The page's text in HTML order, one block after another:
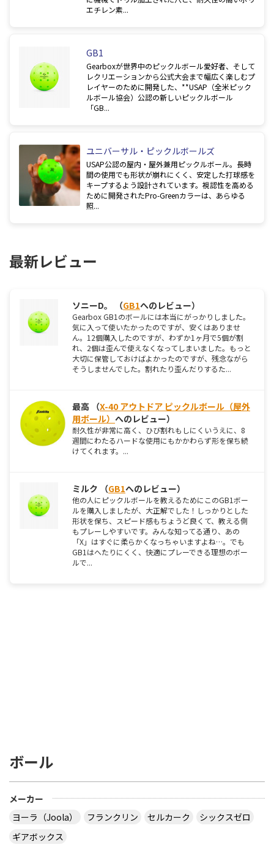
エチレン素...
GB1
Gearboxが世界中のピックルボール愛好者、そして
レクリエーションから公式大会まで幅広く楽しむプ
レイヤーのために開発した、**USAP（全米ピック
ルボール協会）公認の新しいピックルボール
「GB...
ユニバーサル・ピックルボールズ
USAP公認の屋内・屋外兼用ピックルボール。長時
間の使用でも形状が崩れにくく、安定した打球感を
キープするよう設計されています。視認性を高める
ために開発されたPro-Greenカラーは、あらゆる
照...
最新レビュー
ソニーD。 （GB1へのレビュー）
Gearbox GB1のボールには本当にがっかりしました。
気に入って使いたかったのですが、安くはありませ
ん。12個購入したのですが、わずか1ヶ月で5個が割
れ、2個は歪んで使えなくなってしまいました。もっと
大切に保管しておけばよかったのですが、残念ながら
そうしませんでした。割れたり歪んだりするた...
最高 （X-40 アウトドア ピックルボール（屋外
用ボール） へのレビュー）
耐久性が非常に高く、ひび割れもしにくいうえに、8
週間にわたるハードな使用にもかかわらず形を保ち続
けてくれます。...
ミルク （GB1へのレビュー）
他の人にピックルボールを教えるためにこのGB1ボー
ルを購入しましたが、大正解でした！しっかりとした
形状を保ち、スピード感もちょうど良くて、教える側
もプレーしやすいです。みんな知ってる通り、あの
「X」はすぐに柔らかくなっちゃいますよね…。でも
GB1はへたりにくく、快適にプレーできる理想のボー
ルで...
ボール
メーカー
ヨーラ（Joola）
フランクリン セルカーク
シックスゼロ
ギアボックス